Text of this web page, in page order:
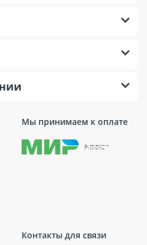
Мы принимаем к оплате
Контакты для связи